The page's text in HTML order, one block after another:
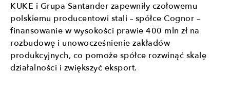
KUKE i Grupa Santander zapewniły czołowemu
polskiemu producentowi stali – spółce Cognor –
finansowanie w wysokości prawie 400 mln zł na
rozbudowę i unowocześnienie zakładów
produkcyjnych, co pomoże spółce rozwinąć skalę
działalności i zwiększyć eksport.